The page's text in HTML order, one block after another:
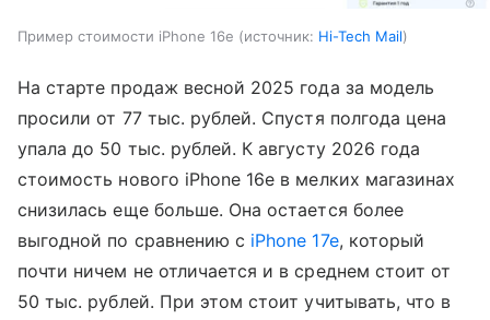
Пример стоимости iPhone 16e источник: Hi-Tech Mail
На старте продаж весной 2025 года за модель
просили от 77 тыс. рублей. Спустя полгода цена
упала до 50 тыс. рублей. К августу 2026 года
стоимость нового iPhone 16e в мелких магазинах
снизилась еще больше. Она остается более
выгодной по сравнению с iPhone 17e, который
почти ничем не отличается и в среднем стоит от
50 тыс. рублей. При этом стоит учитывать, что в